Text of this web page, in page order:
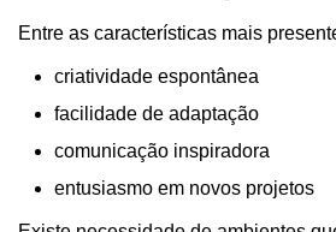
Entre as características mais
criatividade espontânea
facilidade de adaptação
comunicação inspiradora
entusiasmo em novos projetos